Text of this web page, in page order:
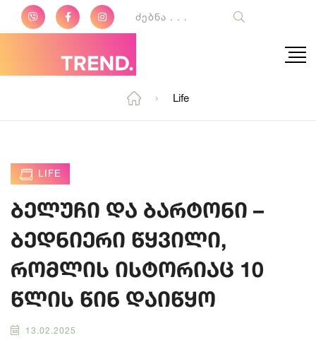
Life
LIFE
ბელუჩი და ბარტონი –
ბედნიერი წყვილი,
რომლის ისტორიაც 10
წლის წინ დაიწყო
13.02.2025